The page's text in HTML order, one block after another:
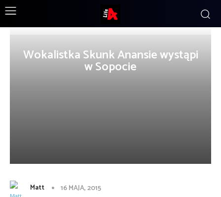
Wokalistka Skunk Anansie wystąpi
w Sopocie
Matt 16 MAJA, 2015